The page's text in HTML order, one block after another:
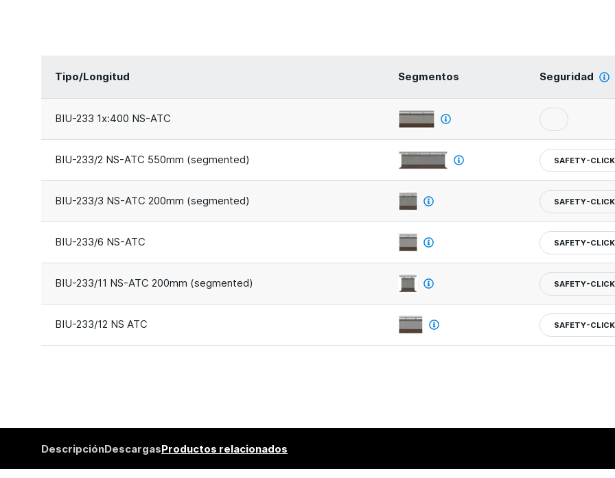
Tipo/Longitud Segmentos Seguridad
BIU-233 1x:400 NS-ATC
BIU-233/2 NS-ATC 550mm (segmented) SAFETY-
BIU-233/3 NS-ATC 200mm (segmented) SAFETY-
BIU-233/6 NS-ATC SAFETY-
BIU-233/11 NS-ATC 200mm (segmented) SAFETY-
BIU-233/12 NS ATC SAFETY-
DescripciónDescargasProductos relacionados